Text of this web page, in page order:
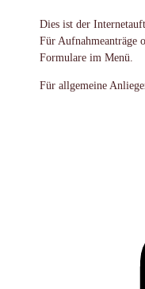
Dies ist der
Für Aufnahmeanträge
Formulare im Menü.
Für allgemeine